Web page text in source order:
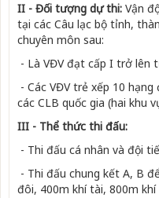
II - Đối tượng dự thi: Vận
tại các Câu lạc bộ tỉnh,
chuyên môn sau:
- Là VĐV đạt cấp I trở lên
- Các VĐV trẻ xếp 10
các CLB quốc gia (hai khu
III - Thể thức thi đấu:
- Thi đấu cá nhân và đội
- Thi đấu chung kết A, B
đôi, 400m khí tài, 800m khí